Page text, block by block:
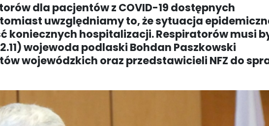
dla pacjentów z COVID-19 dostępnych
uwzględniamy to, że sytuacja
koniecznych hospitalizacji. Respiratorów musi
wojewoda podlaski Bohdan Paszkowski
wojewódzkich oraz przedstawicieli NFZ do